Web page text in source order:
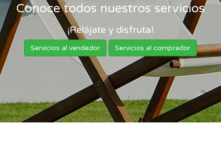
Conoce todos nuestros servicios
¡Relájate y disfruta!
Servicios al vendedor Servicios al comprador